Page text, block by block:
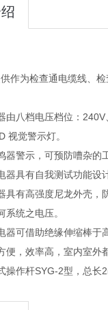
作为检查通电缆线、
由八档电压档位：
视觉警示灯。
器警示，可预防嘈杂的
器具有自我测试功能设
具有高强度尼龙外壳，
系统之电压。
器可借助绝缘伸缩棒于
便，效率高，室内室外
操作杆SYG-2型，总长